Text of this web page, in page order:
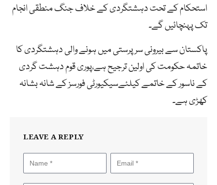
استحکام کے تحت دہشتگردی کے خلاف جنگ منطقی انجام
تک پہنچائیں گے۔
پاکستان سے بیرونی سرپرستی میں ہونے والی دہشتگردی کا
خاتمہ حکومت کی اولین ترجیح ہے،پوری قوم دہشت گردی
کے ناسور کے خاتمے کیلئےسیکیورٹی فورسز کے شانہ بشانہ
کھڑی ہے۔
LEAVE A REPLY